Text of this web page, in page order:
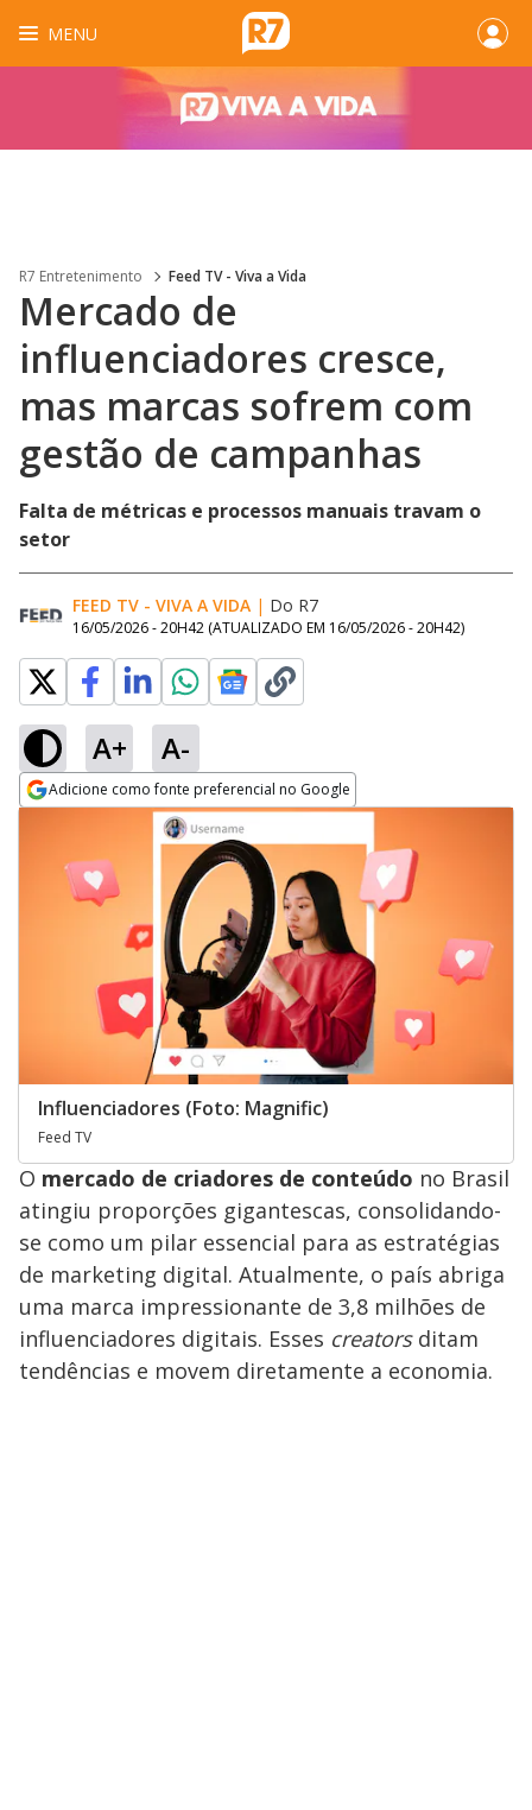
MENU
R7 Entretenimento Feed TV - Viva a Vida
Mercado de
influenciadores cresce,
mas marcas sofrem com
gestão de campanhas
Falta de métricas e processos manuais travam o
setor
FEED TV - VIVA A VIDA | Do R7
16/05/2026 - 20H42 (ATUALIZADO EM 16/05/2026 - 20H42)
A+ A-
Adicione como fonte preferencial no Google
Opens in new window
Influenciadores (Foto: Magnific)
Feed TV
O mercado de criadores de conteúdo no Brasil
atingiu proporções gigantescas, consolidando-
se como um pilar essencial para as estratégias
de marketing digital. Atualmente, o país abriga
uma marca impressionante de 3,8 milhões de
influenciadores digitais. Esses creatorsditam
tendências e movem diretamente a economia.